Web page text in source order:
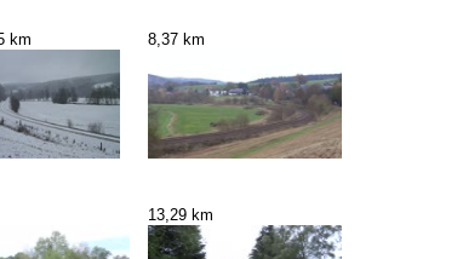
km 8,37 km
13,29 km